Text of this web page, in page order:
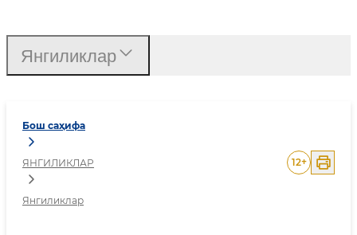
Бош саҳифа
ЯНГИЛИКЛАР
Янгиликлар
12+
Янгиликлар